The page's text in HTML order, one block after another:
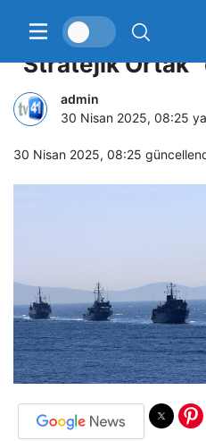
Türkiye, Üç
“Stratejik Ortak”
admin
30 Nisan 2025, 08:25
30 Nisan 2025, 08:25